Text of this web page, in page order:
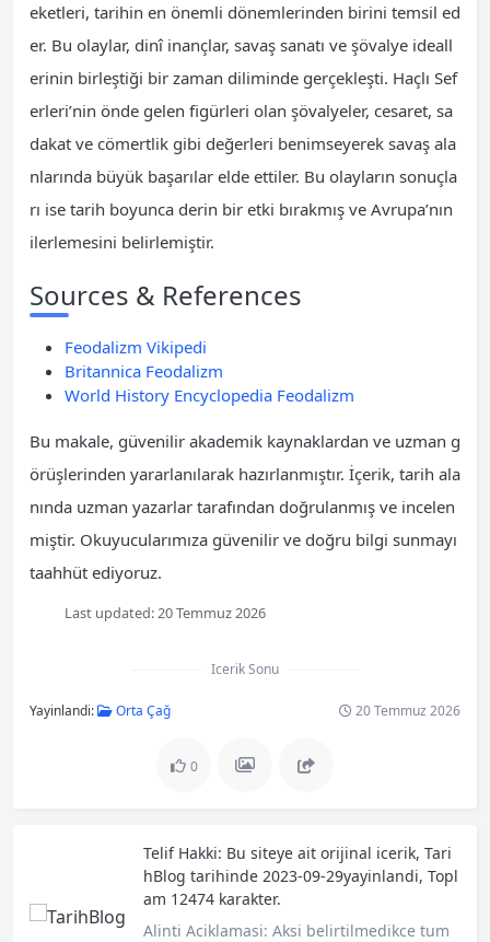
eketleri, tarihin en önemli dönemlerinden birini temsil ed
er. Bu olaylar, dinî inançlar, savaş sanatı ve şövalye ideall
erinin birleştiği bir zaman diliminde gerçekleşti. Haçlı Sef
erleri’nin önde gelen figürleri olan şövalyeler, cesaret, sa
dakat ve cömertlik gibi değerleri benimseyerek savaş ala
nlarında büyük başarılar elde ettiler. Bu olayların sonuçla
rı ise tarih boyunca derin bir etki bırakmış ve Avrupa’nın
ilerlemesini belirlemiştir.
Sources & References
Feodalizm Vikipedi
Britannica Feodalizm
World History Encyclopedia Feodalizm
Bu makale, güvenilir akademik kaynaklardan ve uzman g
örüşlerinden yararlanılarak hazırlanmıştır. İçerik, tarih ala
nında uzman yazarlar tarafından doğrulanmış ve incelen
miştir. Okuyucularımıza güvenilir ve doğru bilgi sunmayı
taahhüt ediyoruz.
Last updated:20 Temmuz 2026
Icerik Sonu
Yayinlandi: Orta Çağ 20 Temmuz 2026
0
Telif Hakki: Bu siteye ait orijinal icerik, Tari
hBlog tarihinde 2023-09-29yayinlandi, Topl
am 12474 karakter.
Alinti Aciklamasi: Aksi belirtilmedikce tum